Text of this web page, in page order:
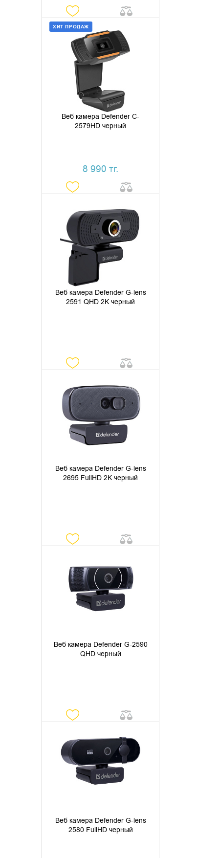
Веб камера Defender C-
2579HD черный
8 990 тг.
ХИТ ПРОДАЖ
ДОБАВИТЬ В КОРЗИНУ
КУПИТЬ В 1 КЛИК
Веб камера Defender G-lens
2591 QHD 2K черный
УТОЧНИТЬ НАЛИЧИЕ
Веб камера Defender G-lens
2695 FullHD 2K черный
УТОЧНИТЬ НАЛИЧИЕ
Веб камера Defender G-2590
QHD черный
УТОЧНИТЬ НАЛИЧИЕ
Веб камера Defender G-lens
2580 FullHD черный
УТОЧНИТЬ НАЛИЧИЕ